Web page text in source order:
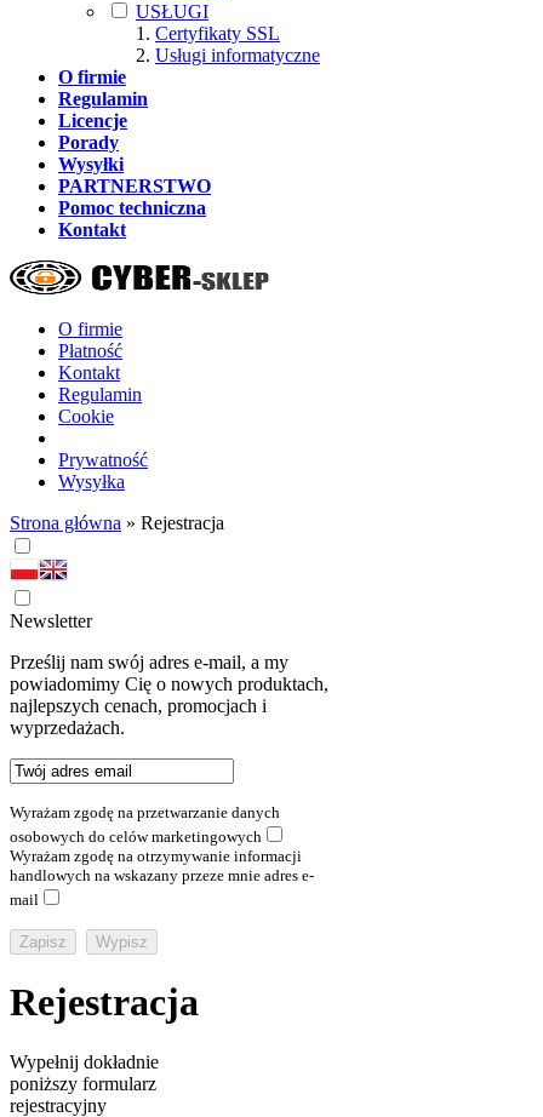
USŁUGI
Certyfikaty SSL
Usługi informatyczne
O firmie
Regulamin
Licencje
Porady
Wysyłki
PARTNERSTWO
Pomoc techniczna
Kontakt
O firmie
Płatność
Kontakt
Regulamin
Cookie
Prywatność
Wysyłka
Strona główna » Rejestracja
Newsletter
Prześlij nam swój adres e-mail, a my
powiadomimy Cię o nowych produktach,
najlepszych cenach, promocjach i
wyprzedażach.
Wyrażam zgodę na przetwarzanie danych
osobowych do celów marketingowych
Wyrażam zgodę na otrzymywanie informacji
handlowych na wskazany przeze mnie adres e-
mail
Rejestracja
Wypełnij dokładnie
poniższy formularz
rejestracyjny